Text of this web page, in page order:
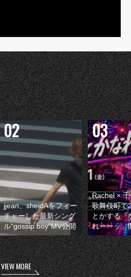
jjean、sheidAをフィー
チャーした最新シング
ル“gossip boy”MV公開
Rachel ×
歌舞伎町で
とかする『
れーーッ』
VIEW MORE